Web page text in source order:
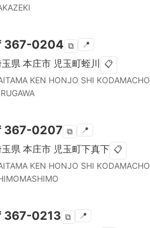
367-0204 ⧉ 📍
県 本庄市 児玉町蛭川 📋
KEN HONJO SHI KODAMACHO
367-0207 ⧉ 📍
県 本庄市 児玉町下真下 📋
KEN HONJO SHI KODAMACHO
367-0213 ⧉ 📍